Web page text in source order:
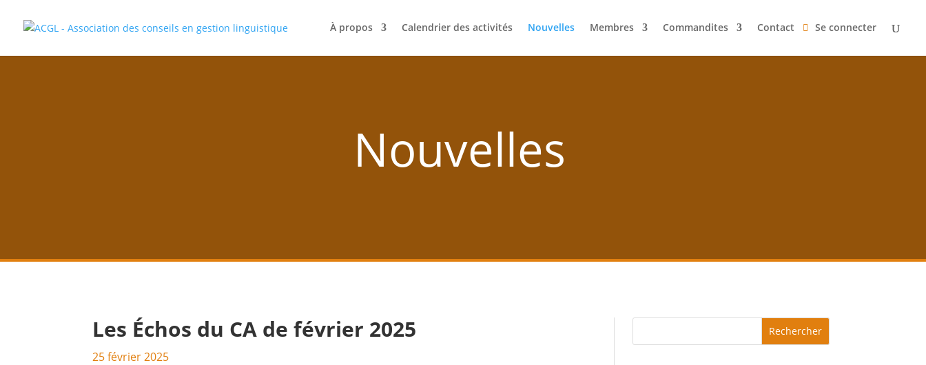
À propos Calendrier des activités Nouvelles Membres Commandites Contact Se connecter
Nouvelles
Les Échos du CA de février 2025
25 février 2025
Rechercher